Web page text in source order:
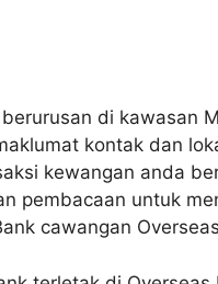
di kawasan
kontak dan
kewangan anda
pembacaan untuk
cawangan